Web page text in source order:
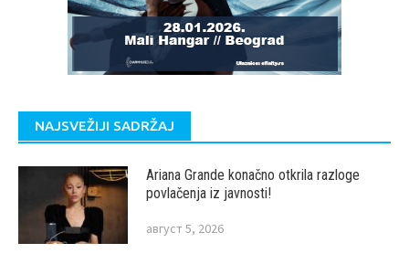
NAJSVEŽIJI SADRŽAJ
Ariana Grande konačno otkrila razloge
povlačenja iz javnosti!
август 5, 2026